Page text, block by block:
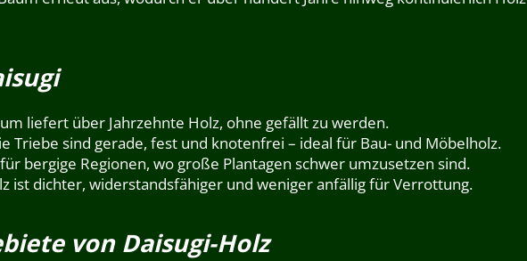
liefert über Jahrzehnte Holz, ohne gefällt zu werden.
Triebe sind gerade, fest und knotenfrei – ideal für Bau- und Möbelholz.
bergige Regionen, wo große Plantagen schwer umzusetzen sind.
ist dichter, widerstandsfähiger und weniger anfällig für Verrottung.
von Daisugi-Holz